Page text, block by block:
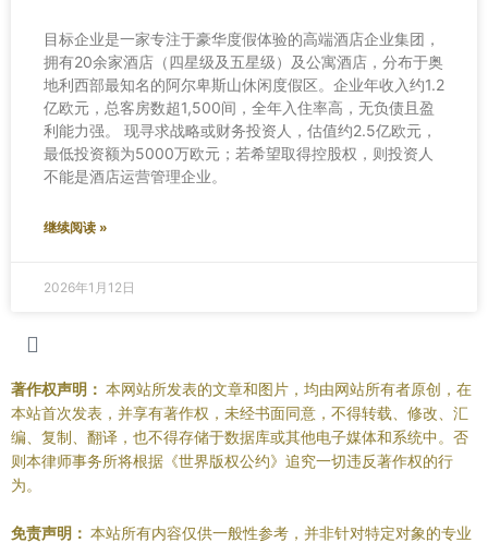
目标企业是一家专注于豪华度假体验的高端酒店企业集团，
拥有20余家酒店（四星级及五星级）及公寓酒店，分布于奥
地利西部最知名的阿尔卑斯山休闲度假区。企业年收入约1.2
亿欧元，总客房数超1,500间，全年入住率高，无负债且盈
利能力强。 现寻求战略或财务投资人，估值约2.5亿欧元，
最低投资额为5000万欧元；若希望取得控股权，则投资人
不能是酒店运营管理企业。
继续阅读 »
2026年1月12日
著作权声明： 本网站所发表的文章和图片，均由网站所有者原创，在
本站首次发表，并享有著作权，未经书面同意，不得转载、修改、汇
编、复制、翻译，也不得存储于数据库或其他电子媒体和系统中。否
则本律师事务所将根据《世界版权公约》追究一切违反著作权的行
为。
免责声明： 本站所有内容仅供一般性参考，并非针对特定对象的专业